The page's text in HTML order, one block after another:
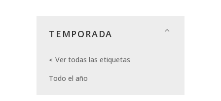
TEMPORADA
Ver todas las etiquetas
Todo el año